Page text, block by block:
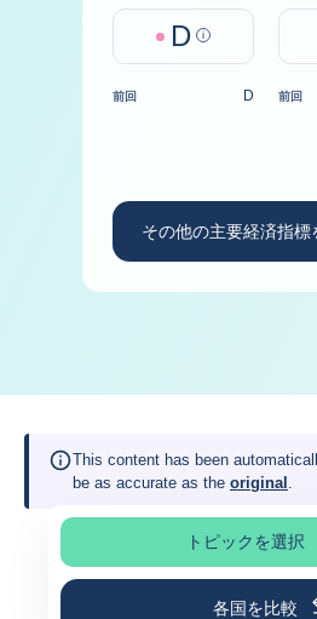
D Help
前回 D 前回
その他の主要経済指標
This content has been
be as accurate as the original .
トピックを選択
ページの
各国を比較